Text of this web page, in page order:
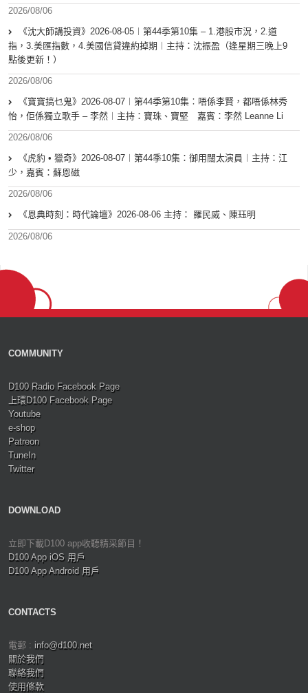
2026/08/06
《沈大師講投資》2026-08-05︱第44季第10集 – 1.港股市況，2.道
指，3.美匯指數，4.美國信貸違約掉期︱主持：沈振盈（逢星期三晚上9
點後更新！）
2026/08/06
《寶寶搞乜鬼》2026-08-07︱第44季第10集︰唔係李賢，都唔係林秀
怡，佢係獨立歌手 – 李然︱主持：寶珠、寶堅 嘉賓：李然 Leanne Li
2026/08/06
《虎豹 • 獵奇》2026-08-07︱第44季10集：御用闊太演員︱主持：江
少，嘉賓：蘇恩磁
2026/08/06
《恩典時刻：時代論壇》2026-08-06 主持： 羅民威、陳珏明
2026/08/06
COMMUNITY
D100 Radio Facebook Page
上環D100 Facebook Page
Youtube
e-shop
Patreon
TuneIn
Twitter
DOWNLOAD
立即下載D100 app收聽精采節目！
D100 App iOS 用戶
D100 App Android 用戶
CONTACTS
電郵 : info@d100.net
關於我們
聯絡我們
使用條款